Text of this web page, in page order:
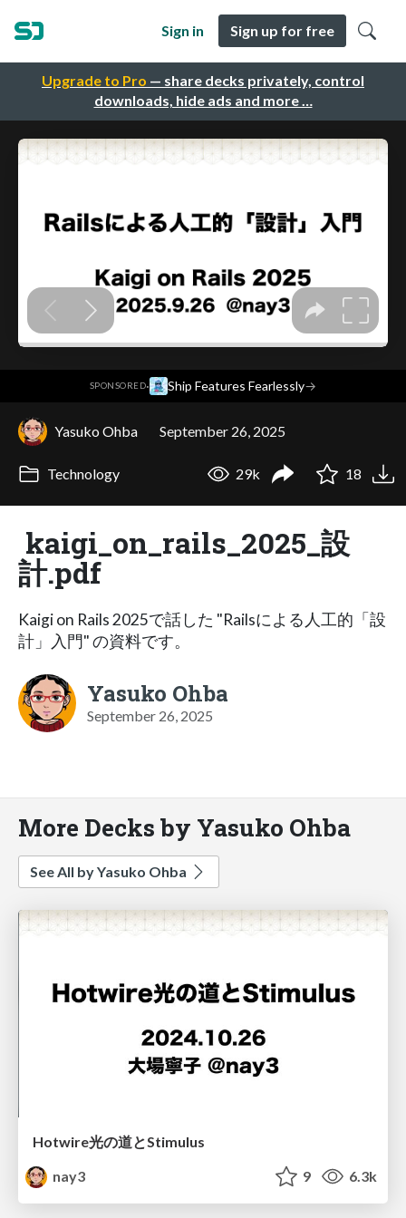
Upgrade to Pro — share decks privately, control
downloads, hide ads and more …
Sign in Sign up for free
SPONSORED· Ship Features Fearlessly→
Yasuko Ohba September 26, 2025
Technology 29k 18
kaigi_on_rails_2025_設
計.pdf
Kaigi on Rails 2025で話した "Railsによる人工的「設
計」入門" の資料です。
Yasuko Ohba
September 26, 2025
More Decks by Yasuko Ohba
See All by Yasuko Ohba
Hotwire光の道とStimulus
nay3
9 6.3k